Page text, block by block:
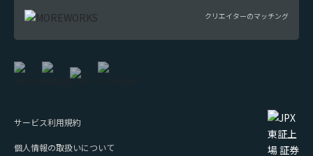
クリエイターのマッチング
サービス利用規約
個人情報の取扱いについて